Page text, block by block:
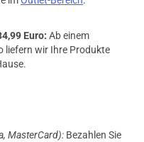
Euro: Ab einem
liefern wir Ihre Produkte
MasterCard): Bezahlen Sie